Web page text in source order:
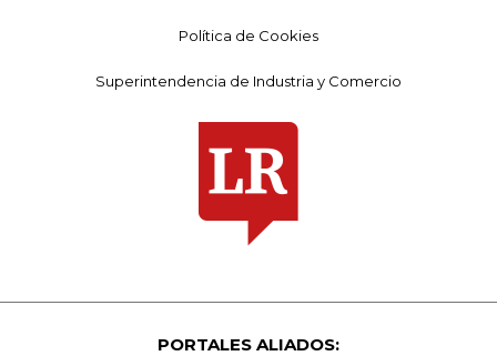
Política de Cookies
Superintendencia de Industria y Comercio
PORTALES ALIADOS: